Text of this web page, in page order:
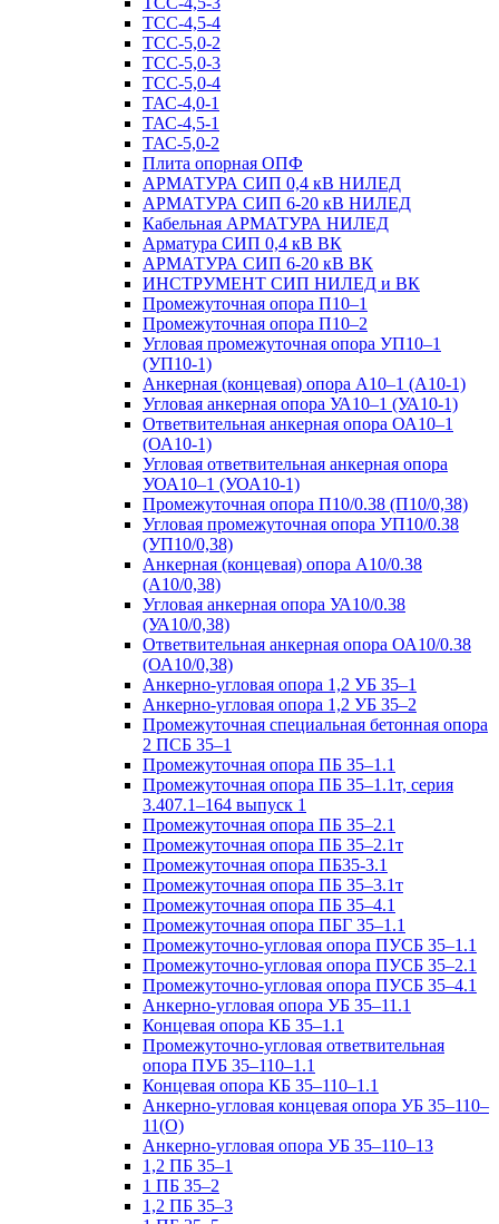
ТСС-4,5-4
ТСС-5,0-2
ТСС-5,0-3
ТСС-5,0-4
ТАС-4,0-1
ТАС-4,5-1
ТАС-5,0-2
Плита опорная ОПФ
АРМАТУРА СИП 0,4 кВ НИЛЕД
АРМАТУРА СИП 6-20 кВ НИЛЕД
Кабельная АРМАТУРА НИЛЕД
Арматура СИП 0,4 кВ ВК
АРМАТУРА СИП 6-20 кВ ВК
ИНСТРУМЕНТ СИП НИЛЕД и ВК
Промежуточная опора П10–1
Промежуточная опора П10–2
Угловая промежуточная опора УП10–1
(УП10-1)
Анкерная (концевая) опора А10–1 (А10-1)
Угловая анкерная опора УА10–1 (УА10-1)
Ответвительная анкерная опора ОА10–1
(ОА10-1)
Угловая ответвительная анкерная опора
УОА10–1 (УОА10-1)
Промежуточная опора П10/0.38 (П10/0,38)
Угловая промежуточная опора УП10/0.38
(УП10/0,38)
Анкерная (концевая) опора А10/0.38
(А10/0,38)
Угловая анкерная опора УА10/0.38
(УА10/0,38)
Ответвительная анкерная опора ОА10/0.38
(ОА10/0,38)
Анкерно-угловая опора 1,2 УБ 35–1
Анкерно-угловая опора 1,2 УБ 35–2
Промежуточная специальная бетонная опора
2 ПСБ 35–1
Промежуточная опора ПБ 35–1.1
Промежуточная опора ПБ 35–1.1т, серия
3.407.1–164 выпуск 1
Промежуточная опора ПБ 35–2.1
Промежуточная опора ПБ 35–2.1т
Промежуточная опора ПБ35-3.1
Промежуточная опора ПБ 35–3.1т
Промежуточная опора ПБ 35–4.1
Промежуточная опора ПБГ 35–1.1
Промежуточно-угловая опора ПУСБ 35–1.1
Промежуточно-угловая опора ПУСБ 35–2.1
Промежуточно-угловая опора ПУСБ 35–4.1
Анкерно-угловая опора УБ 35–11.1
Концевая опора КБ 35–1.1
Промежуточно-угловая ответвительная
опора ПУБ 35–110–1.1
Концевая опора КБ 35–110–1.1
Анкерно-угловая концевая опора УБ 35–110–
11(О)
Анкерно-угловая опора УБ 35–110–13
1,2 ПБ 35–1
1 ПБ 35–2
1,2 ПБ 35–3